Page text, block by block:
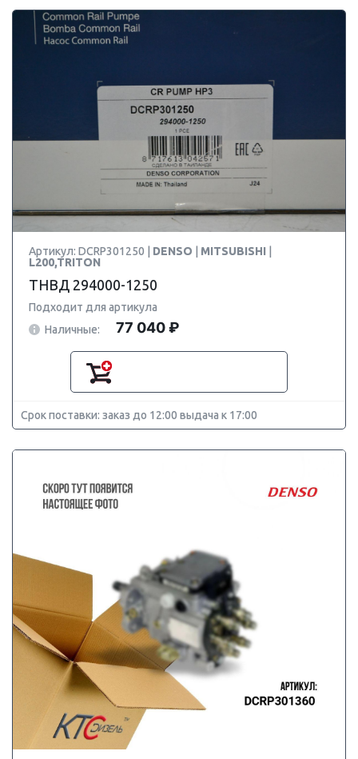
Артикул: DCRP301250 | DENSO MITSUBISHI
L200,TRITON
ТНВД 294000-1250
Подходит для артикула
Наличные:
77 040 ₽
Срок поставки: заказ до 12:00 выдача к 17:00